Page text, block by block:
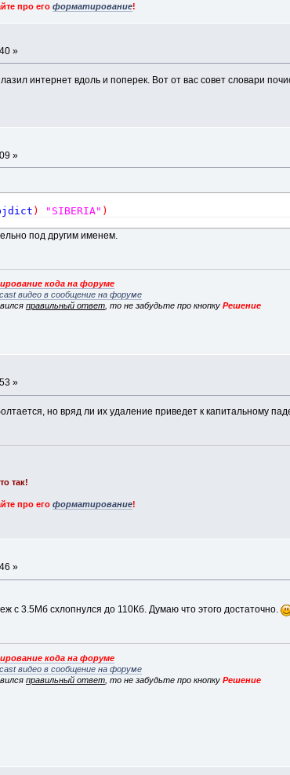
про его форматирование!
»
интернет вдоль и поперек. Вот от вас совет словари
»
) "SIBERIA" )
под другим именем.
кода на форуме
видео в сообщение на форуме
правильный ответ , то не забудьте про кнопкуРешение
»
но вряд ли их удаление приведет к капитальному
так!
про его форматирование!
»
с 3.5Мб схлопнулся до 110Кб. Думаю что этого достаточно.
кода на форуме
видео в сообщение на форуме
правильный ответ , то не забудьте про кнопкуРешение